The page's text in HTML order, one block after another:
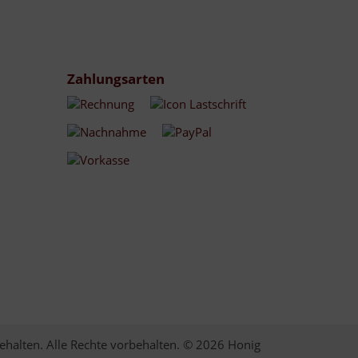
Zahlungsarten
Alle Rechte vorbehalten. © 2026 Honig